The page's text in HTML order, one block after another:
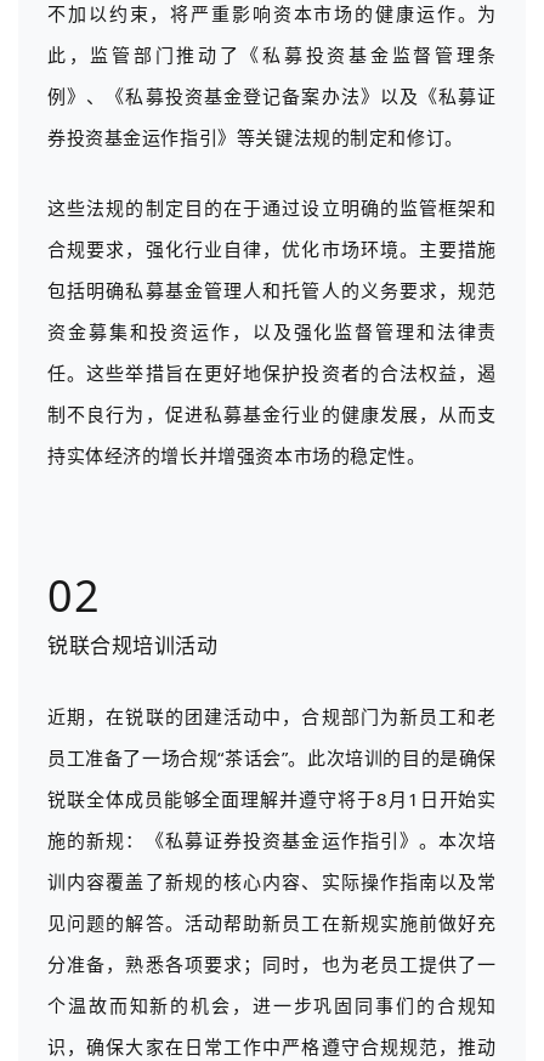
不加以约束，将严重影响资本市场的健康运作。为
此，监管部门推动了《私募投资基金监督管理条
例》、《私募投资基金登记备案办法》以及《私募证
券投资基金运作指引》等关键法规的制定和修订。
这些法规的制定目的在于通过设立明确的监管框架和
合规要求，强化行业自律，优化市场环境。主要措施
包括明确私募基金管理人和托管人的义务要求，规范
资金募集和投资运作，以及强化监督管理和法律责
任。这些举措旨在更好地保护投资者的合法权益，遏
制不良行为，促进私募基金行业的健康发展，从而支
持实体经济的增长并增强资本市场的稳定性。
02
锐联合规培训活动
近期，在锐联的团建活动中，合规部门为新员工和老
员工准备了一场合规“茶话会”。此次培训的目的是确保
锐联全体成员能够全面理解并遵守将于8月1日开始实
施的新规：
《私募证券投资基金运作指引》。本次培
训内容覆盖了新规的核心内容、实际操作指南以及常
见问题的解答。活动帮助新员工在新规实施前做好充
分准备，熟悉各项要求；同时，也为老员工提供了一
个温故而知新的机会，进一步巩固同事们的合规知
识，确保大家在日常工作中严格遵守合规规范，推动